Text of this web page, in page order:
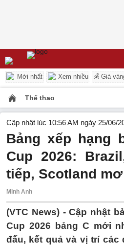
Mới nhất Xem nhiều 💰 Giá
Thể thao
Cập nhật lúc 10:56 AM ngày 25/06/
Bảng xếp hạng
Cup 2026:
tiếp, Scotland
Minh Anh
(VTC News) -Cập nhật
Cup 2026 bảng C mới
đấu, kết quả và vị trí các